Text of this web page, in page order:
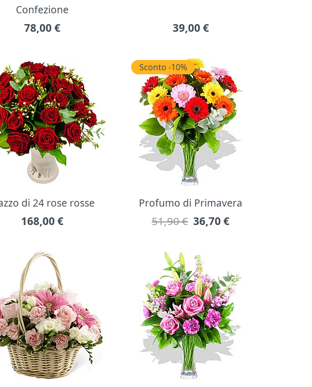
Confezione
78,00 € 39,00 €
di 24 rose rosse
168,00 €
Profumo di Primavera
51,90 € 36,70 €
Sconto -10%